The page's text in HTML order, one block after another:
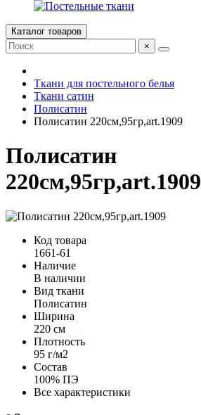
Каталог товаров
×
Ткани для постельного белья
Ткани сатин
Полисатин
Полисатин 220см,95гр,art.1909
Полисатин
220см,95гр,art.1909
Код товара
1661-61
Наличие
В наличии
Вид ткани
Полисатин
Ширина
220 см
Плотность
95 г/м2
Состав
100% ПЭ
Все характеристики